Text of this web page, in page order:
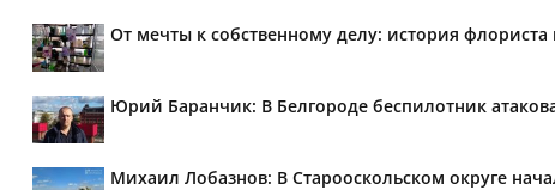
От мечты к собственному делу: история
Юрий Баранчик: В Белгороде беспилотник
Михаил Лобазнов: В Старооскольском округе